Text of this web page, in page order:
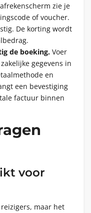
zie je
of voucher.
De korting wordt
de boeking. Voer
gegevens in
en
een bevestiging
factuur binnen
voor
maar het